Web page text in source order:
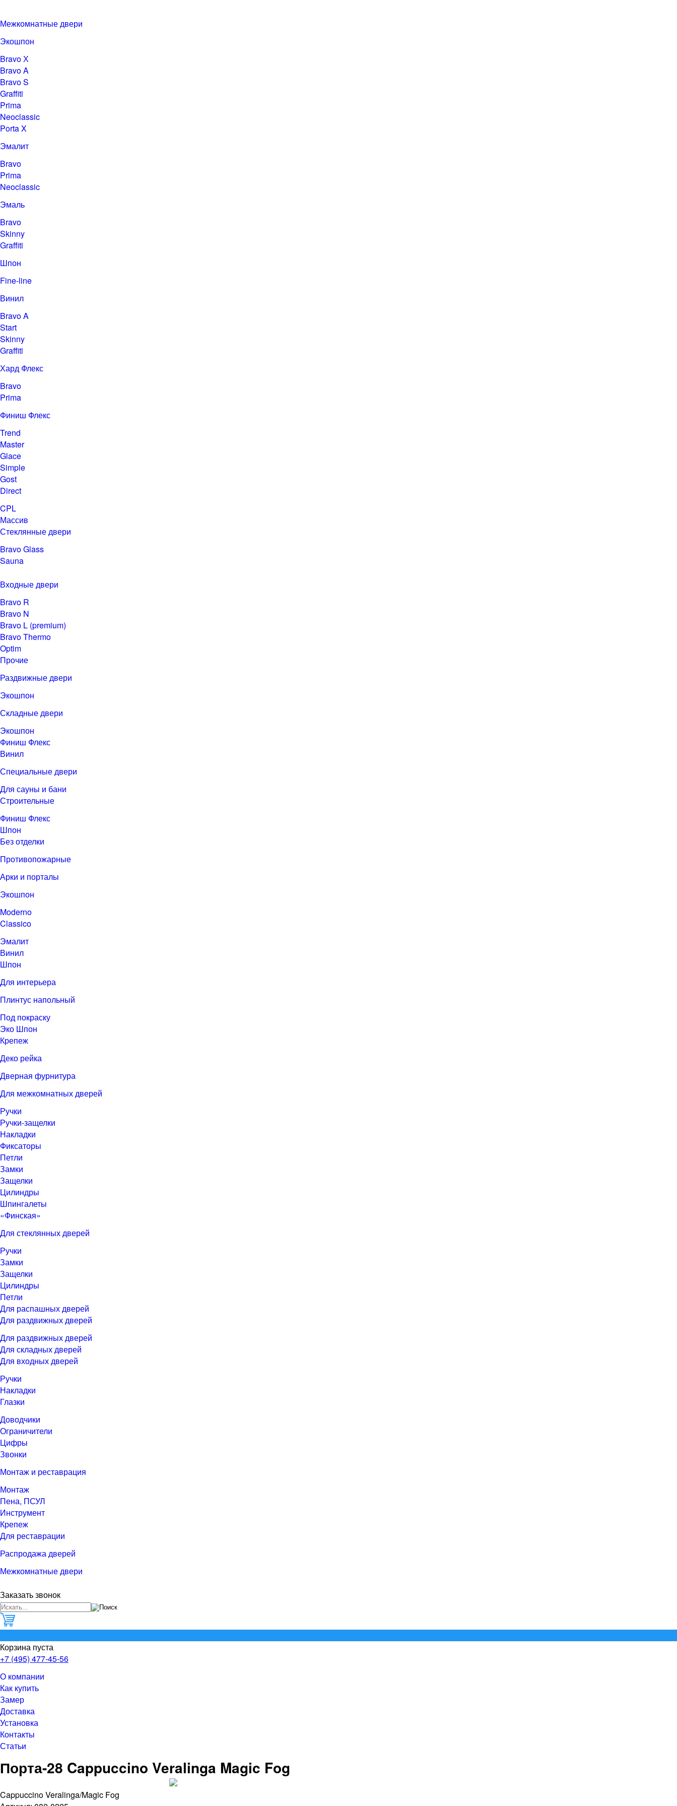
Межкомнатные двери
Экошпон
Bravo Х
Bravo A
Bravo S
Graffiti
Prima
Neoclassic
Porta X
Эмалит
Bravo
Prima
Neoclassic
Эмаль
Bravo
Skinny
Graffiti
Шпон
Fine-line
Винил
Bravo A
Start
Skinny
Graffiti
Хард Флекс
Bravo
Prima
Финиш Флекс
Trend
Master
Glace
Simple
Gost
Direct
CPL
Массив
Стеклянные двери
Bravo Glass
Sauna
Входные двери
Bravo R
Bravo N
Bravo L (premium)
Bravo Thermo
Optim
Прочие
Раздвижные двери
Экошпон
Складные двери
Экошпон
Финиш Флекс
Винил
Специальные двери
Для сауны и бани
Строительные
Финиш Флекс
Шпон
Без отделки
Противопожарные
Арки и порталы
Экошпон
Moderno
Classico
Эмалит
Винил
Шпон
Для интерьера
Плинтус напольный
Под покраску
Эко Шпон
Крепеж
Деко рейка
Дверная фурнитура
Для межкомнатных дверей
Ручки
Ручки-защелки
Накладки
Фиксаторы
Петли
Замки
Защелки
Цилиндры
Шпингалеты
«Финская»
Для стеклянных дверей
Ручки
Замки
Защелки
Цилиндры
Петли
Для распашных дверей
Для раздвижных дверей
Для раздвижных дверей
Для складных дверей
Для входных дверей
Ручки
Накладки
Глазки
Доводчики
Ограничители
Цифры
Звонки
Монтаж и реставрация
Монтаж
Пена, ПСУЛ
Инструмент
Крепеж
Для реставрации
Распродажа дверей
Межкомнатные двери
Заказать звонок
Корзина пуста
+7 (495) 477-45-56
О компании
Как купить
Замер
Доставка
Установка
Контакты
Статьи
Порта-28 Cappuccino Veralinga Magic Fog
Cappuccino Veralinga/Magic Fog